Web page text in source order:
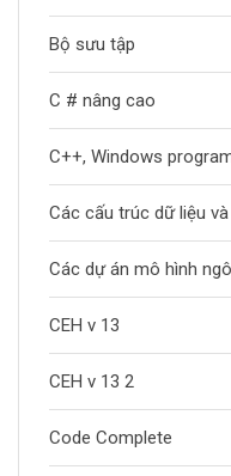
Bộ sưu tập
C # nâng cao
C++, Windows
Các cấu trúc dữ liệu
Các dự án mô hình
CEH v 13
CEH v 13 2
Code Complete